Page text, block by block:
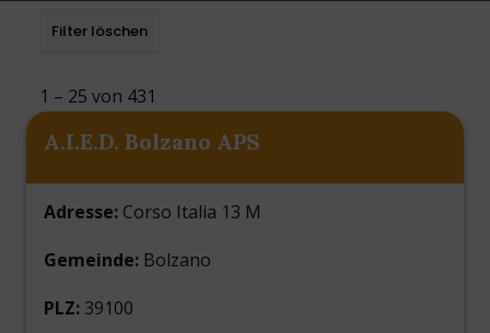
Filter löschen
1 – 25 von 431
A.I.E.D. Bolzano APS
Adresse: Corso Italia 13 M
Gemeinde: Bolzano
PLZ: 39100